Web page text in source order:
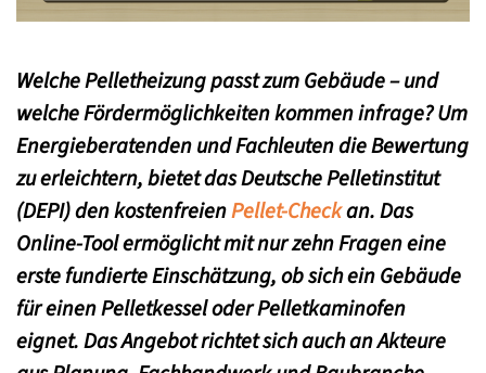
Welche Pelletheizung passt zum Gebäude – und
welche Fördermöglichkeiten kommen infrage? Um
Energieberatenden und Fachleuten die Bewertung
zu erleichtern, bietet das Deutsche Pelletinstitut
(DEPI) den kostenfreienPellet-Checkan. Das
Online-Tool ermöglicht mit nur zehn Fragen eine
erste fundierte Einschätzung, ob sich ein Gebäude
für einen Pelletkessel oder Pelletkaminofen
eignet. Das Angebot richtet sich auch an Akteure